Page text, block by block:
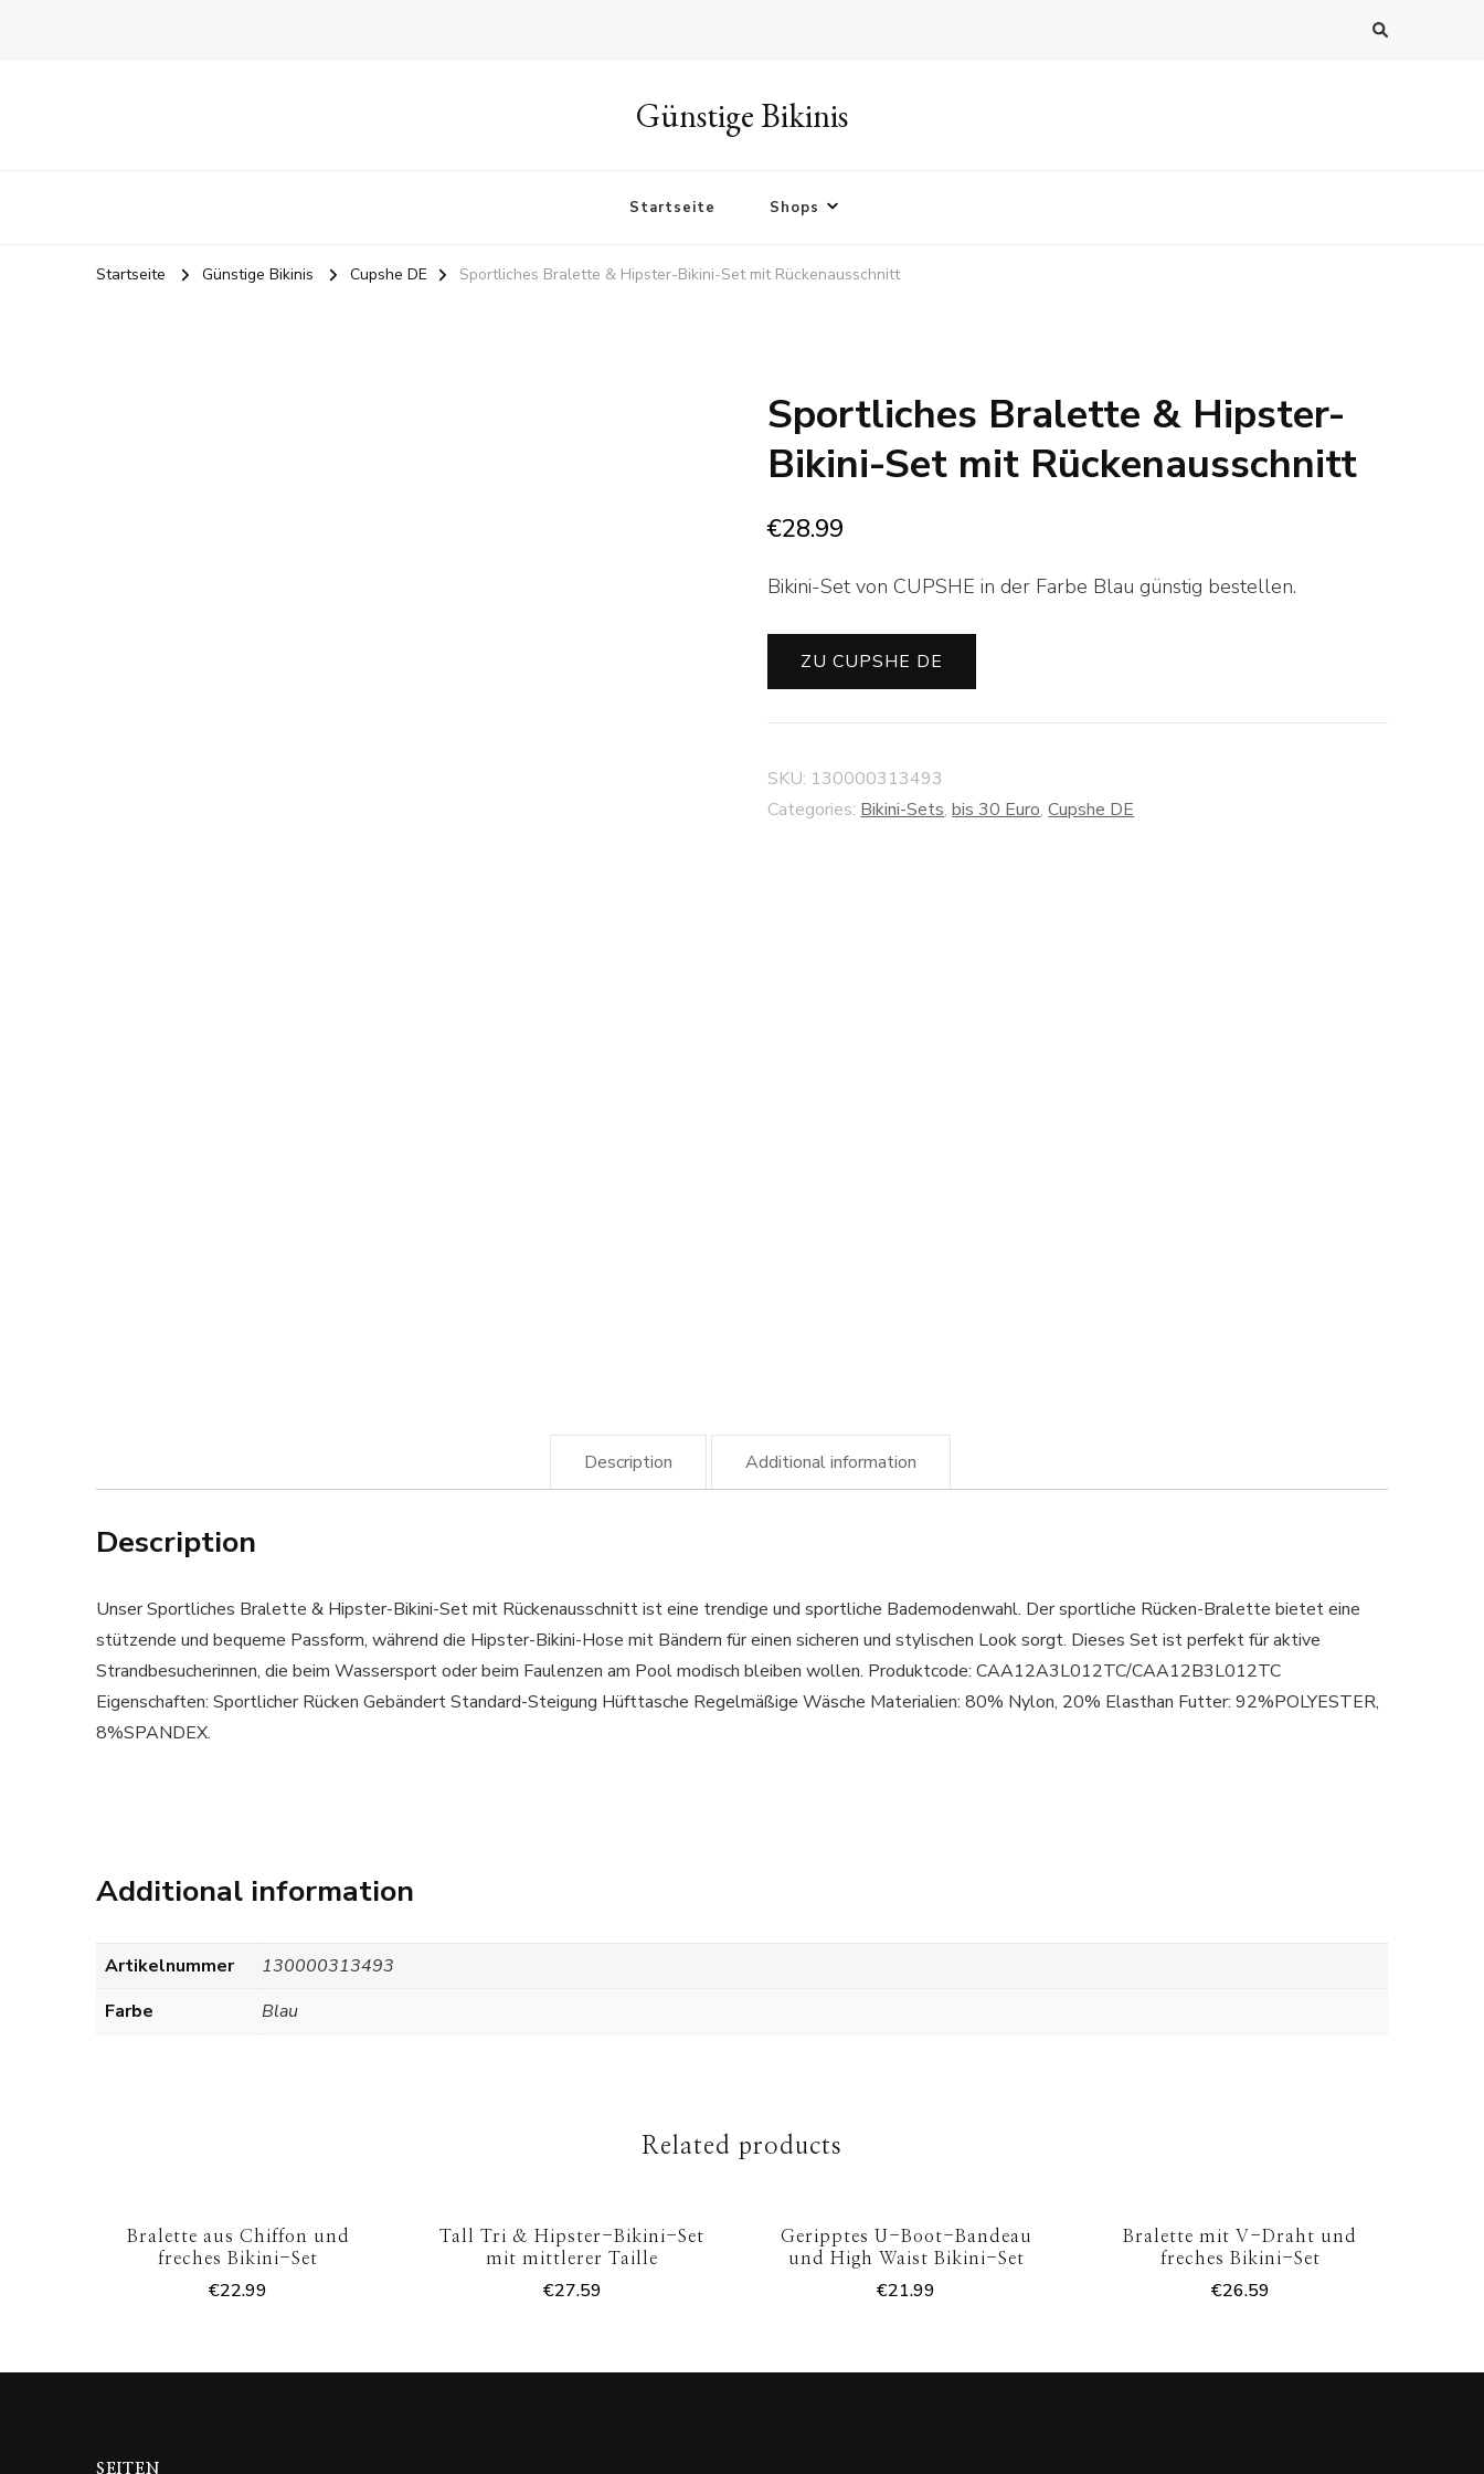
Günstige Bikinis
Startseite Shops
Startseite Günstige Bikinis Cupshe DE Sportliches Bralette & Hipster-Bikini-Set mit Rückenausschnitt
Sportliches Bralette & Hipster-
Bikini-Set mit Rückenausschnitt
€28.99
Bikini-Set von CUPSHE in der Farbe Blau günstig bestellen.
ZU CUPSHE DE
SKU: 130000313493
Categories: Bikini-Sets,bis 30 Euro,Cupshe DE
Description Additional information
Description
Unser Sportliches Bralette & Hipster-Bikini-Set mit Rückenausschnitt ist eine trendige und sportliche Bademodenwahl. Der sportliche Rücken-Bralette bietet eine
stützende und bequeme Passform, während die Hipster-Bikini-Hose mit Bändern für einen sicheren und stylischen Look sorgt. Dieses Set ist perfekt für aktive
Strandbesucherinnen, die beim Wassersport oder beim Faulenzen am Pool modisch bleiben wollen. Produktcode: CAA12A3L012TC/CAA12B3L012TC
Eigenschaften: Sportlicher Rücken Gebändert Standard-Steigung Hüfttasche Regelmäßige Wäsche Materialien: 80% Nylon, 20% Elasthan Futter: 92%POLYESTER,
8%SPANDEX.
Additional information
Artikelnummer
130000313493
Farbe
Blau
Related products
Bralette aus Chiffon und
freches Bikini-Set
€22.99
Tall Tri & Hipster-Bikini-Set
mit mittlerer Taille
€27.59
Geripptes U-Boot-Bandeau
und High Waist Bikini-Set
€21.99
Bralette mit V-Draht und
freches Bikini-Set
€26.59
SEITEN